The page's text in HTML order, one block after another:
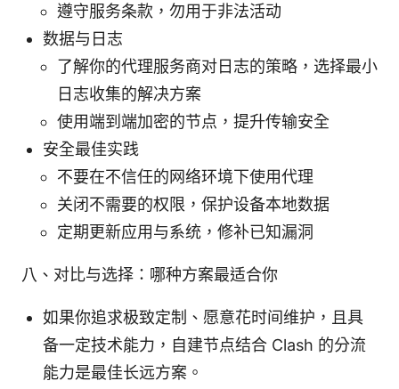
遵守服务条款，勿用于非法活动
数据与日志
了解你的代理服务商对日志的策略，选择最小
日志收集的解决方案
使用端到端加密的节点，提升传输安全
安全最佳实践
不要在不信任的网络环境下使用代理
关闭不需要的权限，保护设备本地数据
定期更新应用与系统，修补已知漏洞
八、对比与选择：哪种方案最适合你
如果你追求极致定制、愿意花时间维护，且具
备一定技术能力，自建节点结合 Clash 的分流
能力是最佳长远方案。